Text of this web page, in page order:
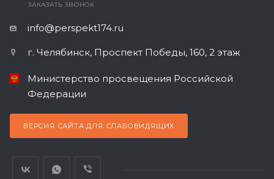
ЗАКАЗАТЬ ЗВОНОК
info@perspekt174.ru
г. Челябинск, Проспект Победы, 160, 2 этаж
Министерство просвещения Российской
Федерации
ВЕРСИЯ САЙТА ДЛЯ СЛАБОВИДЯЩИХ